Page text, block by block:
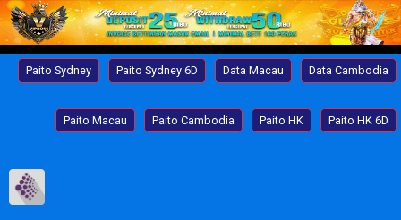
Data Cambodia
Data Macau
Paito Sydney 6D
Paito Sydney
Paito HK 6D
Paito HK
Paito Cambodia
Paito Macau